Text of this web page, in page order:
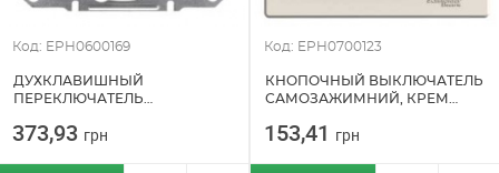
Код: EPH0600169
ДУХКЛАВИШНЫЙ
ПЕРЕКЛЮЧАТЕЛЬ
ASFORA SCHNEIDER ELECTRIC
373,93 грн
Код: EPH0700123
КНОПОЧНЫЙ ВЫКЛЮЧАТЕЛЬ
САМОЗАЖИМНИЙ, КРЕМ
(EPH0700123)
153,41 грн